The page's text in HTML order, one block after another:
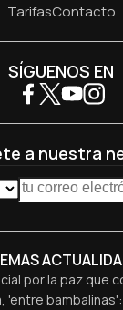
TarifasContacto
por la paz que
'entre
SÍGUENOS EN
a nuestra